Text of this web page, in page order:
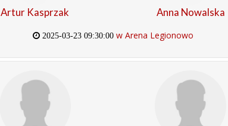
Artur Kasprzak Anna Nowalska
2025-03-23 09:30:00w Arena Legionowo